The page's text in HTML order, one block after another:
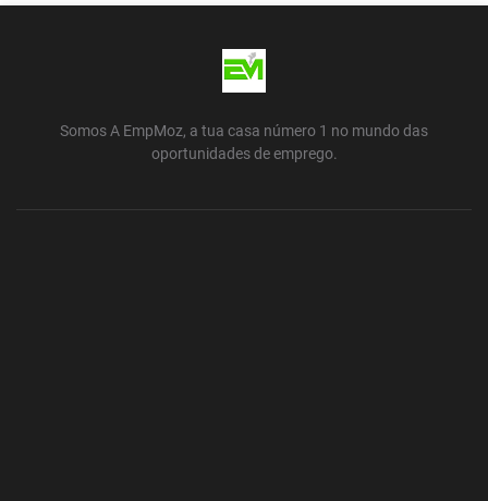
Somos A EmpMoz, a tua casa número 1 no mundo das
oportunidades de emprego.